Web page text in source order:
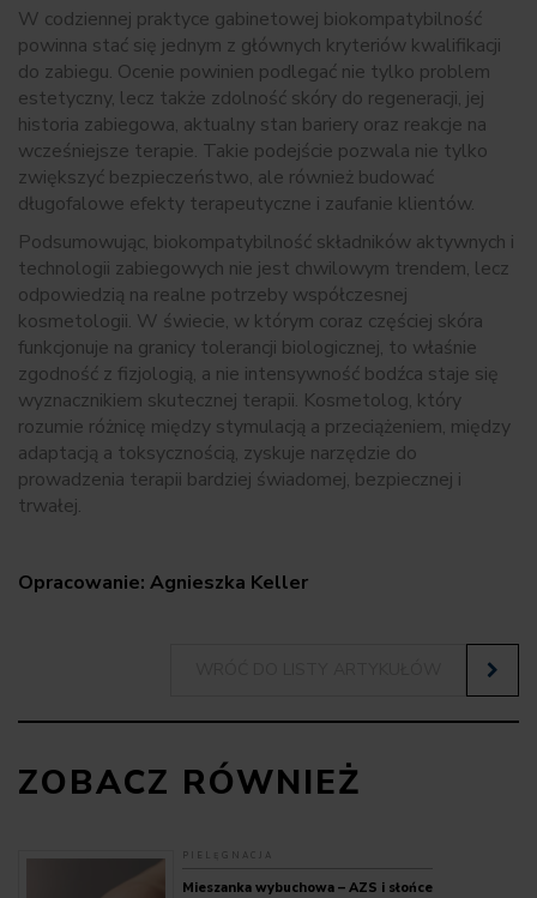
W codziennej praktyce gabinetowej biokompatybilność
powinna stać się jednym z głównych kryteriów kwalifikacji
do zabiegu. Ocenie powinien podlegać nie tylko problem
estetyczny, lecz także zdolność skóry do regeneracji, jej
historia zabiegowa, aktualny stan bariery oraz reakcje na
wcześniejsze terapie. Takie podejście pozwala nie tylko
zwiększyć bezpieczeństwo, ale również budować
długofalowe efekty terapeutyczne i zaufanie klientów.
Podsumowując, biokompatybilność składników aktywnych i
technologii zabiegowych nie jest chwilowym trendem, lecz
odpowiedzią na realne potrzeby współczesnej
kosmetologii. W świecie, w którym coraz częściej skóra
funkcjonuje na granicy tolerancji biologicznej, to właśnie
zgodność z fizjologią, a nie intensywność bodźca staje się
wyznacznikiem skutecznej terapii. Kosmetolog, który
rozumie różnicę między stymulacją a przeciążeniem, między
adaptacją a toksycznością, zyskuje narzędzie do
prowadzenia terapii bardziej świadomej, bezpiecznej i
trwałej.
Opracowanie: Agnieszka Keller
ZOBACZ RÓWNIEŻ
PIELĘGNACJA
Mieszanka wybuchowa – AZS i słońce